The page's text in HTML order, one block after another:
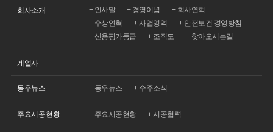
회사소개 인사말 경영이념
회사연혁
수상연혁
사업영역
안전보건 경영방침
신용평가등급
조직도 찾아오시는길
계열사
동우뉴스 동우뉴스 수주소식
주요시공현황 주요시공현황 시공협력